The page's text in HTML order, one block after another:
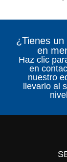
¿Tienes
en
Haz clic
en
nuestro
llevarlo al